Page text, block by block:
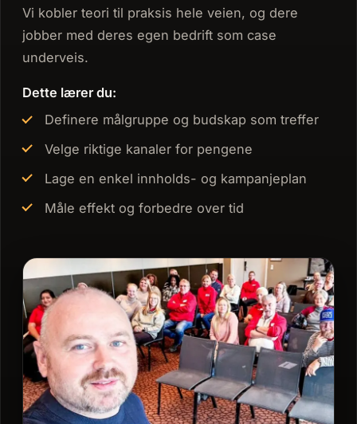
Vi kobler teori til praksis hele veien, og dere
jobber med deres egen bedrift som case
underveis.
Dette lærer du:
Definere målgruppe og budskap som treffer
Velge riktige kanaler for pengene
Lage en enkel innholds- og kampanjeplan
Måle effekt og forbedre over tid